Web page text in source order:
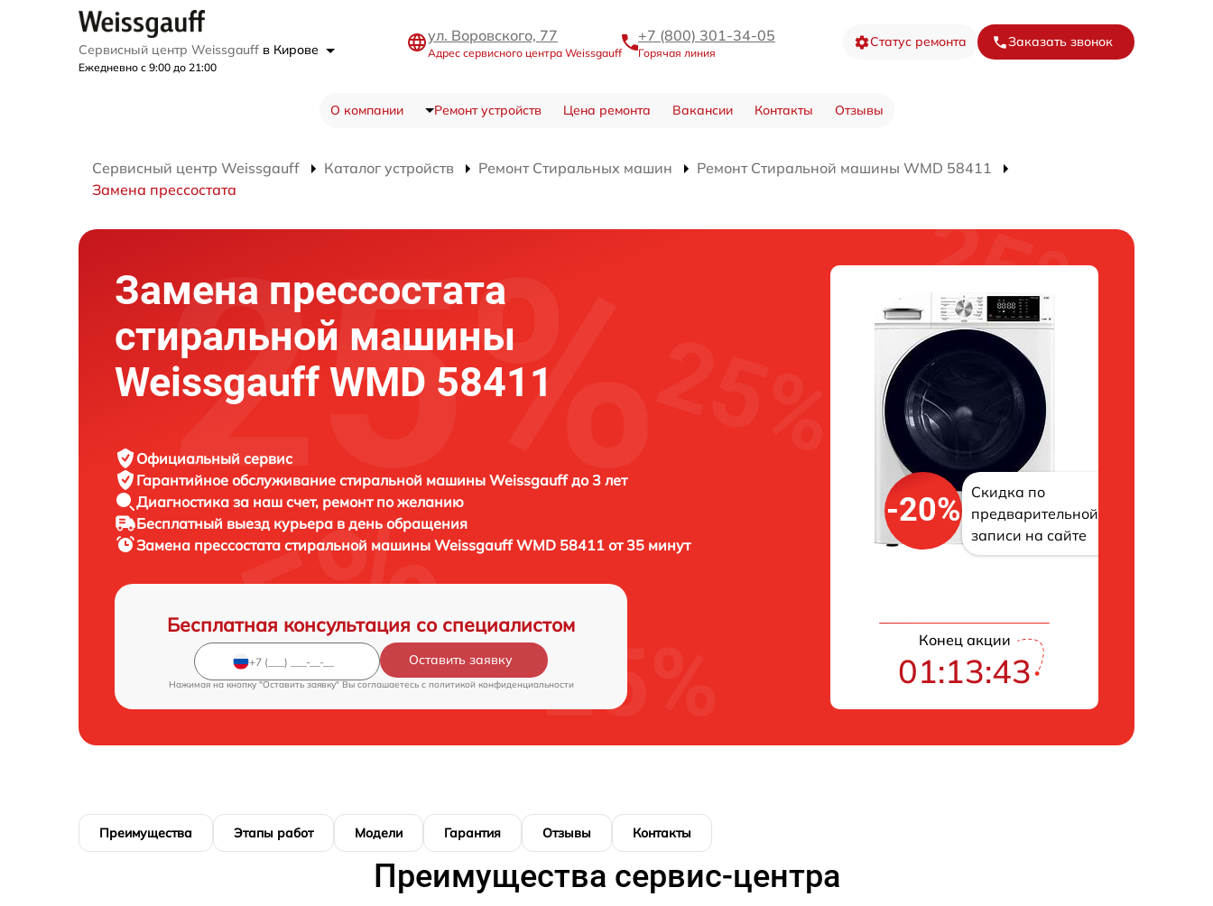
Сервисный центр Weissgauff в Кирове
Ежедневно с 9:00 до 21:00
ул. Воровского, 77
Адрес сервисного центра Weissgauff
+7 (800) 301-34-05
Горячая линия
Статус ремонта Заказать звонок
О компании Ремонт устройств Цена ремонта Вакансии Контакты Отзывы
Сервисный центр Weissgauff Каталог устройств Ремонт Стиральных машин
Ремонт Стиральной машины WMD 58411
Замена прессостата
Замена прессостата
стиральной машины
Weissgauff WMD 58411
Официальный сервис
Гарантийное обслуживание стиральной машины Weissgauff до 3 лет
Диагностика за наш счет, ремонт по желанию
Бесплатный выезд курьера в день обращения
Замена прессостата стиральной машины Weissgauff WMD 58411 от 35 минут
Бесплатная консультация со специалистом
Оставить заявку
Нажимая на кнопку "Оставить заявку" Вы соглашаетесь c политикой конфиденциальности
-20%
Скидка по
предварительной
записи на сайте
Конец акции
01:13:42
Преимущества Этапы работ Модели Гарантия Отзывы Контакты
Преимущества сервис-центра